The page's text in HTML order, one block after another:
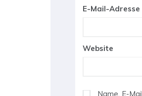
E-Mail-Adresse
Website
Name, E-